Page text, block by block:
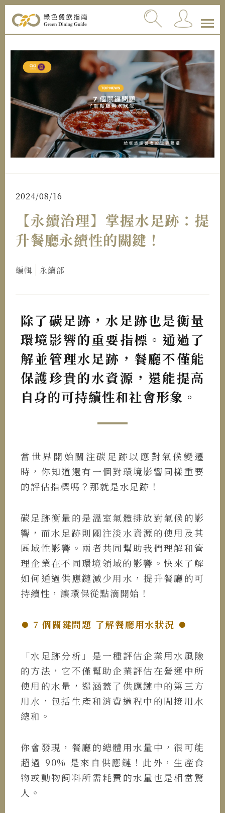
2024/08/16
【永續治理】掌握水足跡：提
升餐廳永續性的關鍵！
編輯 永續部
除了碳足跡，水足跡也是衡量
環境影響的重要指標。通過了
解並管理水足跡，餐廳不僅能
保護珍貴的水資源，還能提高
自身的可持續性和社會形象。
當世界開始關注碳足跡以應對氣候變遷
時，你知道還有一個對環境影響同樣重要
的評估指標嗎？那就是水足跡！
碳足跡衡量的是溫室氣體排放對氣候的影
響，而水足跡則關注淡水資源的使用及其
區域性影響。兩者共同幫助我們理解和管
理企業在不同環境領域的影響​。快來了解
如何通過供應鏈減少用水，提升餐廳的可
持續性，讓環保從點滴開始！
⏺︎ 7 個關鍵問題 了解餐廳用水狀況 ⏺︎
「水足跡分析」是一種評估企業用水風險
的方法，它不僅幫助企業評估在營運中所
使用的水量，還涵蓋了供應鏈中的第三方
用水，包括生產和消費過程中的間接用水
總和。
你會發現，餐廳的總體用水量中，很可能
超過 90% 是來自供應鏈！此外，生產食
物或動物飼料所需耗費的水量也是相當驚
人。